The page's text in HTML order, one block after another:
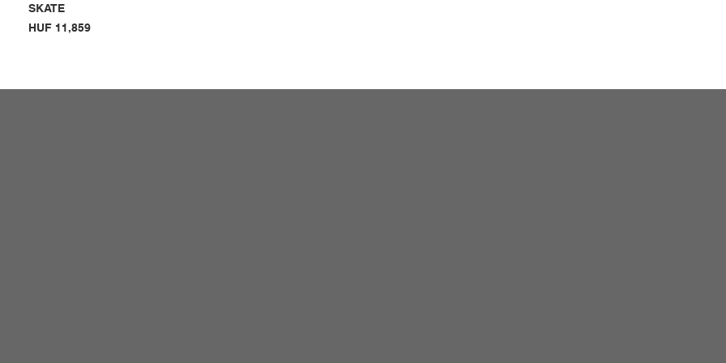
SKATE
Price
HUF 11,859